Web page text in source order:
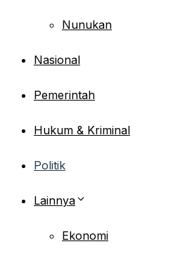
Nunukan
Nasional
Pemerintah
Hukum & Kriminal
Politik
Lainnya
Ekonomi